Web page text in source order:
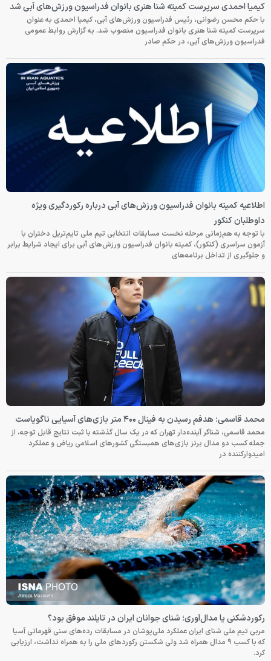
کیمیا احمدی سرپرست کمیته شنا هنری بانوان فدراسیون ورزش‌های آبی شد
با حکم محسن رضوانی، رئیس فدراسیون ورزش‌های آبی، کیمیا احمدی به عنوان
سرپرست کمیته شنا هنری بانوان فدراسیون منصوب شد. به گزارش روابط عمومی
فدراسیون ورزش‌های آبی، در حکم صادر
اطلاعیه کمیته بانوان فدراسیون ورزش‌های آبی درباره رکوردگیری ویژه
داوطلبان کنکور
با توجه به هم‌زمانی مرحله نخست مسابقات انتخابی تیم ملی تایم‌تریل دختران با
آزمون سراسری (کنکور)، کمیته بانوان فدراسیون ورزش‌های آبی برای ایجاد شرایط برابر
و جلوگیری از تداخل برنامه‌های
محمد قاسمی: هدفم رسیدن به فینال ۴۰۰ متر بازی‌های آسیایی ناگویاست
محمد قاسمی، شناگر آینده‌دار تهران که در یک سال گذشته با ثبت نتایج قابل توجه، از
جمله کسب دو مدال برنز بازی‌های همبستگی کشورهای اسلامی ریاض و عملکرد
امیدوارکننده در
رکوردشکنی یا مدال‌آوری؛ شنای جوانان ایران در تایلند موفق بود؟
مربی تیم ملی شنای ایران عملکرد ملی‌پوشان در مسابقات رده‌های سنی قهرمانی آسیا
که با کسب ۹ مدال همراه شد ولی شکستن رکوردهای ملی را به همراه نداشت، ارزیابی
کرد.